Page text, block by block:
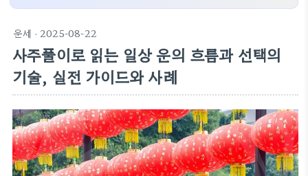
운세 · 2025-08-22
사주풀이로 읽는 일상 운의 흐름과 선택의
기술, 실전 가이드와 사례